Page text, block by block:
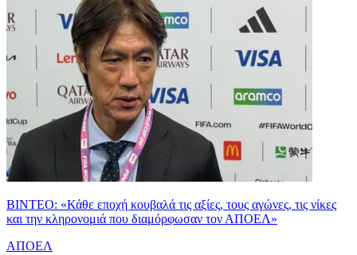
ΒΙΝΤΕΟ: «Κάθε εποχή κουβαλά τις αξίες, τους αγώνες, τις νίκες
και την κληρονομιά που διαμόρφωσαν τον ΑΠΟΕΛ»
ΑΠΟΕΛ